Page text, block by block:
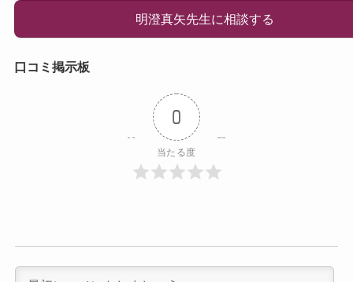
明澄真矢先生に相談する
口コミ掲示板
0
当たる度